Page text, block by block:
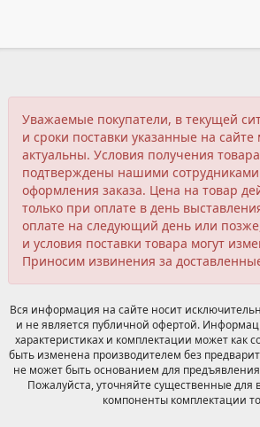
Уважаемые покупатели, в текущей
и сроки поставки указанные на сайте
актуальны. Условия получения
подтверждены нашими
оформления заказа. Цена на товар
только при оплате в день
оплате на следующий день или
и условия поставки товара могут
Приносим извинения за
Вся информация на сайте носит
и не является публичной офертой.
характеристиках и комплектации может как
быть изменена производителем без
не может быть основанием для
Пожалуйста, уточняйте существенные для
компоненты комплектации